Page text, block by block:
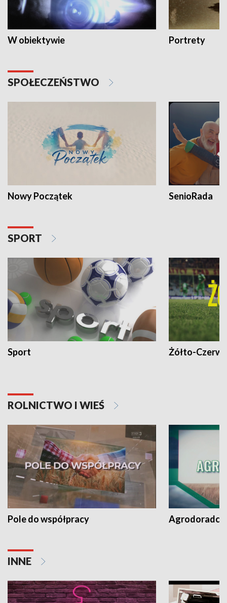
W obiektywie Portrety
SPOŁECZEŃSTWO
Nowy Początek SenioRada
SPORT
Sport Żółto-
ROLNICTWO I WIEŚ
Pole do współpracy Agrodoradcy
INNE